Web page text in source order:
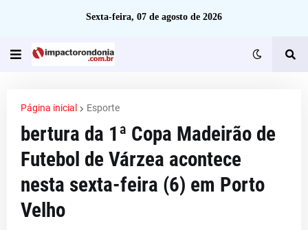
Sexta-feira, 07 de agosto de 2026
Página inicial Esporte
bertura da 1ª Copa Madeirão de
Futebol de Várzea acontece
nesta sexta-feira (6) em Porto
Velho